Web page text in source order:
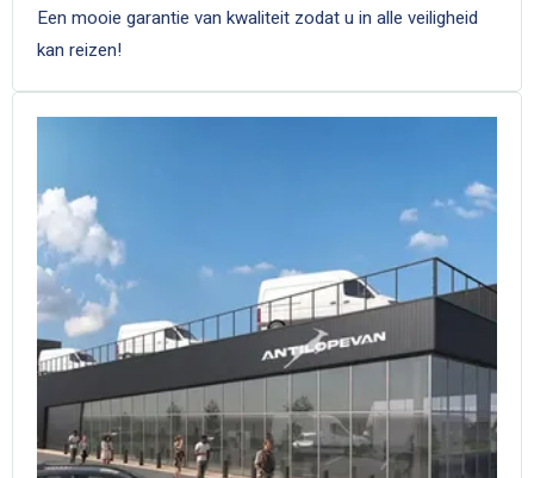
Een mooie garantie van kwaliteit zodat u in alle veiligheid
kan reizen!